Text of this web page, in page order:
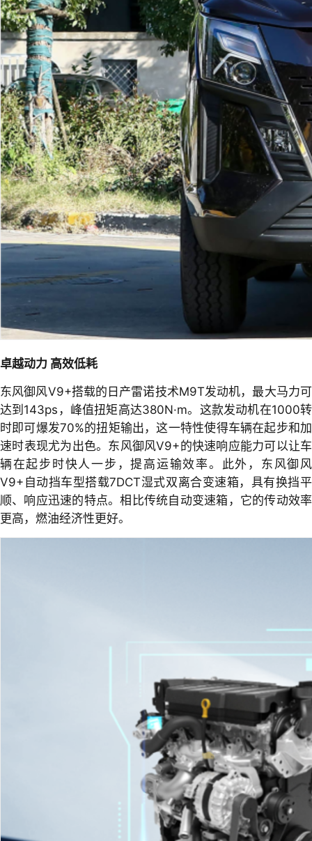
卓越动力 高效低耗
东风御风V9+搭载的日产雷诺技术M9T发动机，最大马力可
达到143ps，峰值扭矩高达380N·m。这款发动机在1000转
时即可爆发70%的扭矩输出，这一特性使得车辆在起步和加
速时表现尤为出色。东风御风V9+的快速响应能力可以让车
辆在起步时快人一步，提高运输效率。此外，东风御风
V9+自动挡车型搭载7DCT湿式双离合变速箱，具有换挡平
顺、响应迅速的特点。相比传统自动变速箱，它的传动效率
更高，燃油经济性更好。